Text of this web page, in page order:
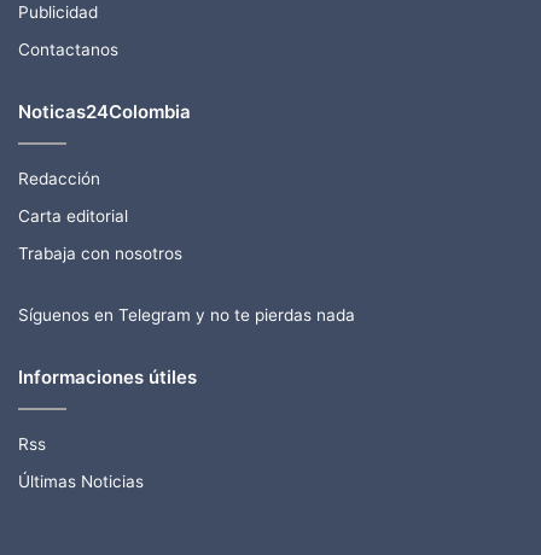
Publicidad
Contactanos
Noticas24Colombia
Redacción
Carta editorial
Trabaja con nosotros
Síguenos en Telegram y no te pierdas nada
Informaciones útiles
Rss
Últimas Noticias